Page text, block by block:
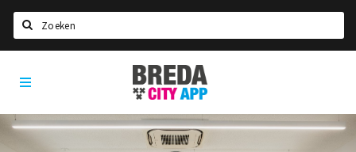
Home
Agenda
Breda
City
App